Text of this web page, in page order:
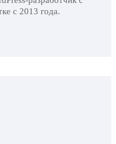
с 2013 года.